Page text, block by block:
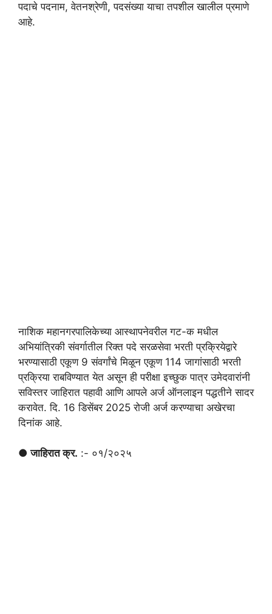
पदाचे पदनाम, वेतनश्रेणी, पदसंख्या याचा तपशील खालील प्रमाणे
आहे.
नाशिक महानगरपालिकेच्या आस्थापनेवरील गट-क मधील
अभियांत्रिकी संवर्गातील रिक्त पदे सरळसेवा भरती प्रक्रियेद्वारे
भरण्यासाठी एकूण 9 संवर्गांचे मिळून एकूण 114 जागांसाठी भरती
प्रक्रिया राबविण्यात येत असून ही परीक्षा इच्छुक पात्र उमेदवारांनी
सविस्तर जाहिरात पहावी आणि आपले अर्ज ऑनलाइन पद्धतीने सादर
करावेत. दि. 16 डिसेंबर 2025 रोजी अर्ज करण्याचा अखेरचा
दिनांक आहे.
● जाहिरात क्र. :- ०१/२०२५